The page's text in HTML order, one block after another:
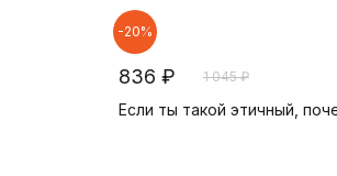
-20%
836 ₽ 1 045 ₽
Если ты такой этичный,